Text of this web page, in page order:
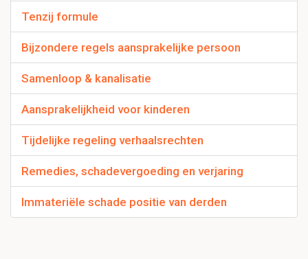
Tenzij formule
Bijzondere regels aansprakelijke persoon
Samenloop & kanalisatie
Aansprakelijkheid voor kinderen
Tijdelijke regeling verhaalsrechten
Remedies, schadevergoeding en verjaring
Immateriële schade positie van derden